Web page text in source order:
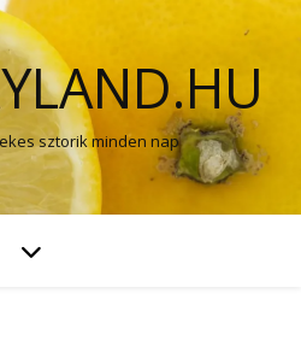
sztorik minden nap